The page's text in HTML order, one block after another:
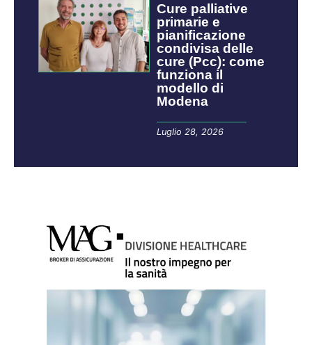
Cure palliative
primarie e
pianificazione
condivisa delle
cure (Pcc): come
funziona il
modello di
Modena
Luglio 28, 2026